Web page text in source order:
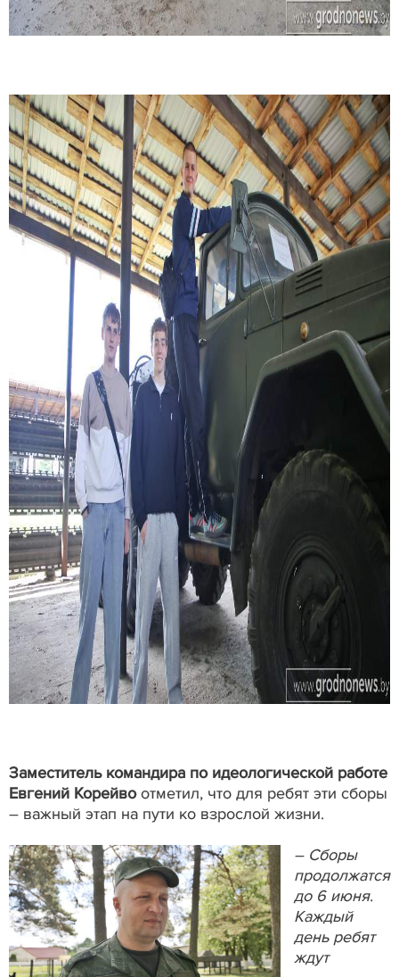
Заместитель командира по идеологической работе
Евгений Корейвоотметил, что для ребят эти сборы
– важный этап на пути ко взрослой жизни.
– Сборы
продолжатся
до 6 июня.
Каждый
день ребят
ждут